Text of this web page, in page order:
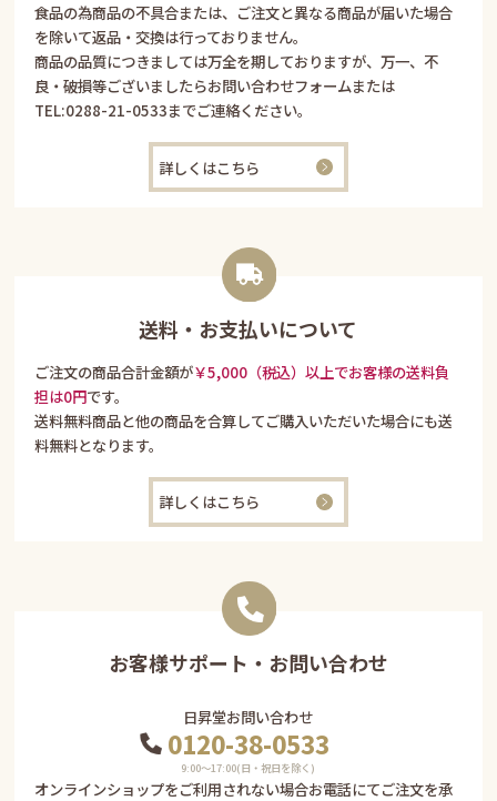
食品の為商品の不具合または、ご注文と異なる商品が届いた場合
を除いて返品・交換は行っておりません。
商品の品質につきましては万全を期しておりますが、万一、不
良・破損等ございましたらお問い合わせフォームまたは
TEL:0288-21-0533までご連絡ください。
詳しくはこちら
送料・お支払いについて
ご注文の商品合計金額が￥5,000（税込）以上でお客様の送料負
担は0円です。
送料無料商品と他の商品を合算してご購入いただいた場合にも送
料無料となります。
詳しくはこちら
お客様サポート・お問い合わせ
日昇堂お問い合わせ
0120-38-0533
9:00〜17:00(日・祝日を除く)
オンラインショップをご利用されない場合お電話にてご注文を承